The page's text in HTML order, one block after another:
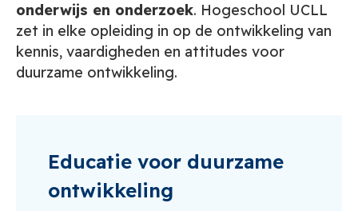
onderwijs en onderzoek. Hogeschool UCLL
zet in elke opleiding in op de ontwikkeling van
kennis, vaardigheden en attitudes voor
duurzame ontwikkeling.
Educatie voor duurzame
ontwikkeling